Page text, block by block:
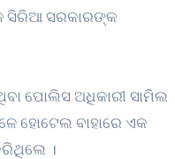
ସିରିଆ ସରକାରଙ୍କ
ପୋଲିସ ଅଧିକାରୀ ସାମିଲ
ହୋଟେଲ ବାହାରେ ଏକ
।